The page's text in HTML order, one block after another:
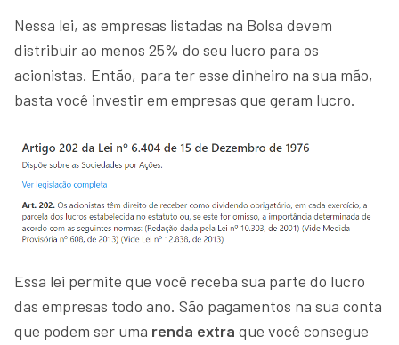
Nessa lei, as empresas listadas na Bolsa devem
distribuir ao menos 25% do seu lucro para os
acionistas. Então, para ter esse dinheiro na sua mão,
basta você investir em empresas que geram lucro.
Essa lei permite que você receba sua parte do lucro
das empresas todo ano. São pagamentos na sua conta
que podem ser uma renda extra que você consegue